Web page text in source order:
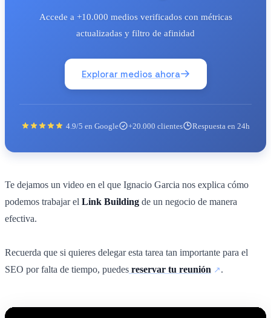
Accede a +10.000 medios verificados con métricas
actualizadas y filtro de afinidad
Explorar medios ahora
4.9/5 en Google +20.000 clientes Respuesta en 24h
Te dejamos un video en el que Ignacio Garcia nos explica cómo
podemos trabajar el Link Building de un negocio de manera
efectiva.
Recuerda que si quieres delegar esta tarea tan importante para el
SEO por falta de tiempo, puedes reservar tu reunión .